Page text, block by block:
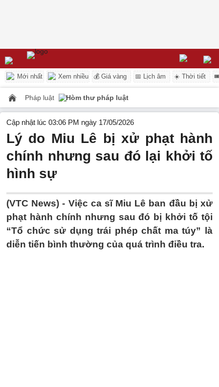
Mới nhất Xem nhiều 💰 Giá vàng 📅 Lịch âm ☀️ Thời tiết
Pháp luật Hòm thư pháp luật
Cập nhật lúc 03:06 PM ngày 17/05/2026
Lý do Miu Lê bị xử phạt hành
chính nhưng sau đó lại khởi tố
hình sự
(VTC News) - Việc ca sĩ Miu Lê ban đầu bị xử
phạt hành chính nhưng sau đó bị khởi tố tội
“Tổ chức sử dụng trái phép chất ma túy” là
diễn tiến bình thường của quá trình điều tra.